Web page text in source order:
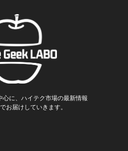
心に、ハイテク市場の最新情報
お届けしていきます。